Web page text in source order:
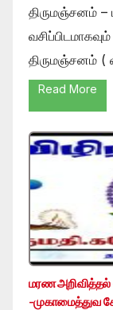
திருமஞ்சனம் –
திருமஞ்சனம் (
Read More
மரண அறிவித்தல்
-முகாமைத்துவ